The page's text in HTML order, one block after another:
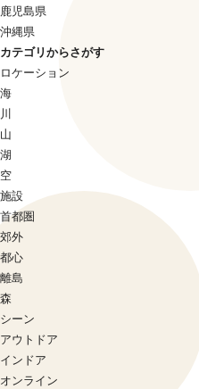
鹿児島県
沖縄県
カテゴリからさがす
ロケーション
海
川
山
湖
空
施設
首都圏
郊外
都心
離島
森
シーン
アウトドア
インドア
オンライン